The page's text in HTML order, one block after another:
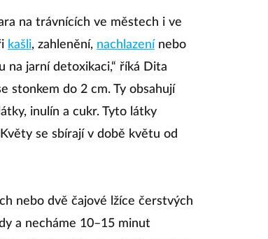
na trávnících ve městech i ve
kašli, zahlenění, nachlazení nebo
na jarní detoxikaci,“ říká Dita
stonkem do 2 cm. Ty obsahují
inulín a cukr. Tyto látky
se sbírají v době květu od
nebo dvě čajové lžíce čerstvých
a necháme 10–15 minut